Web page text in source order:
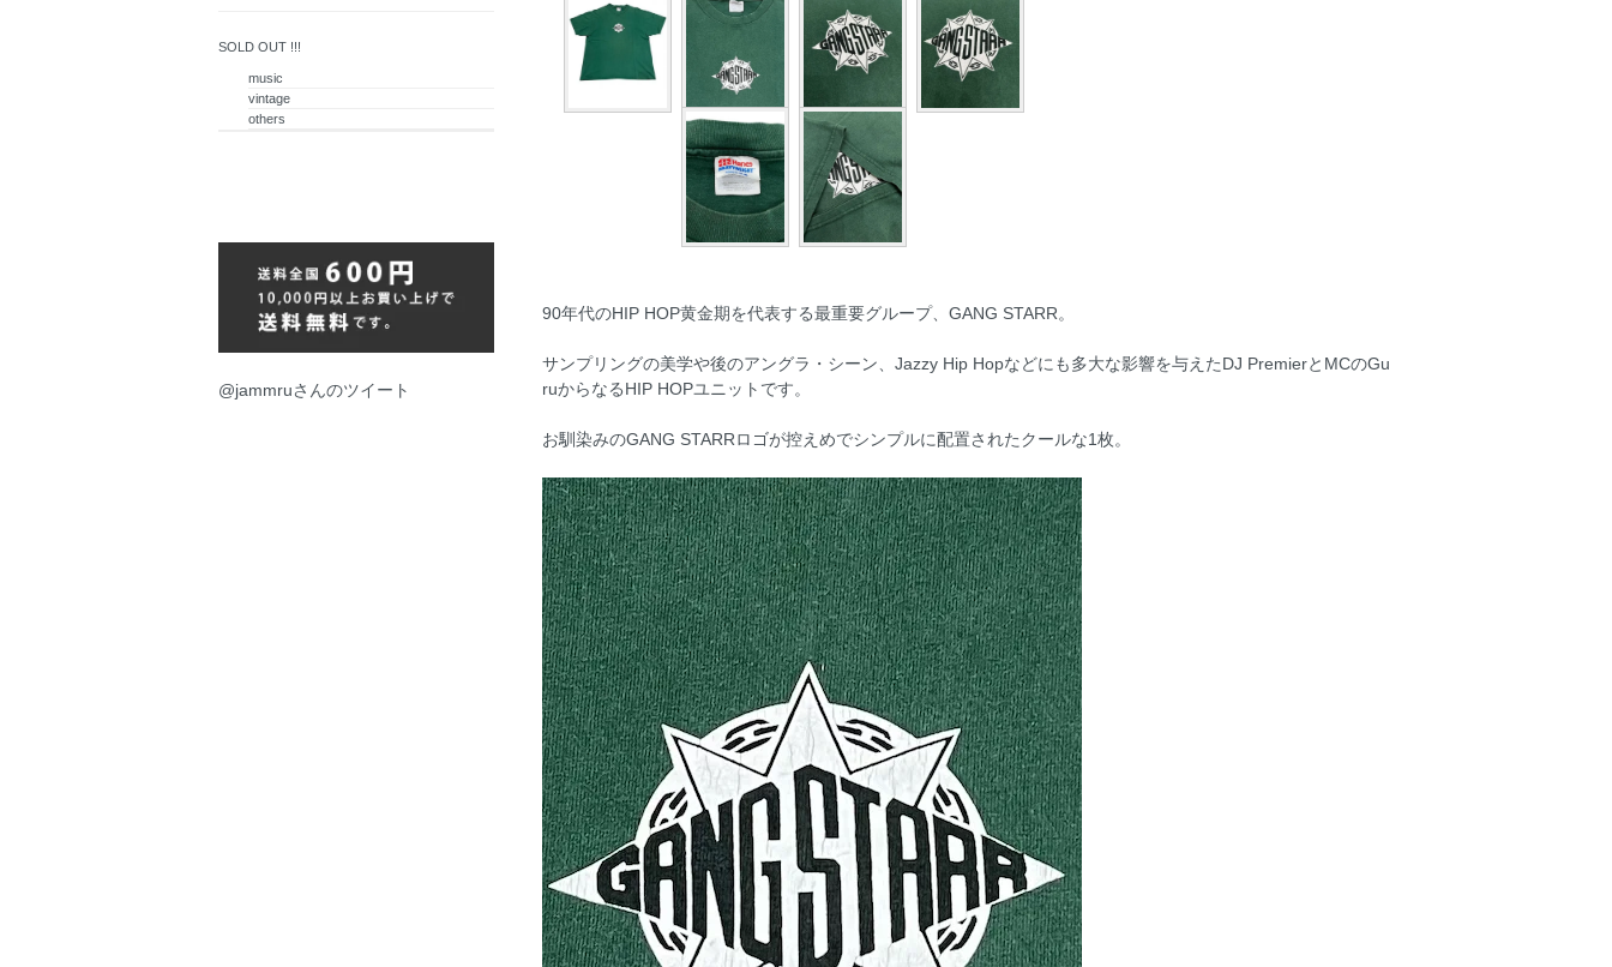
90年代のHIP HOP黄金期を代表する最重要グループ、GANG STARR。
サンプリングの美学や後のアングラ・シーン、Jazzy Hip Hopなどにも多大な影響を与えたDJ PremierとMCのGu
ruからなるHIP HOPユニットです。
お馴染みのGANG STARRロゴが控えめでシンプルに配置されたクールな1枚。
SOLD OUT !!!
music
vintage
others
@jammruさんのツイート